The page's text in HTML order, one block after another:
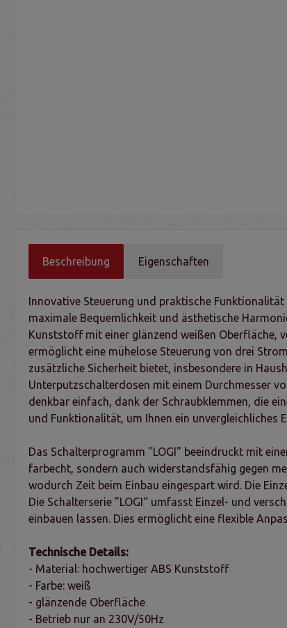
Beschreibung Eigenschaften
Innovative Steuerung und praktische
maximale Bequemlichkeit und ästhetische
Kunststoff mit einer glänzend weißen Oberfläche,
ermöglicht eine mühelose Steuerung von drei
zusätzliche Sicherheit bietet, insbesondere in
Unterputzschalterdosen mit einem Durchmesser
denkbar einfach, dank der Schraubklemmen, die
und Funktionalität, um Ihnen ein unvergleichliches
Das Schalterprogramm "LOGI" beeindruckt mit
farbecht, sondern auch widerstandsfähig gegen
wodurch Zeit beim Einbau eingespart wird. Die
Die Schalterserie "LOGI“ umfasst Einzel- und
einbauen lassen. Dies ermöglicht eine flexible
Technische Details:
- Material: hochwertiger ABS Kunststoff
- Farbe: weiß
- glänzende Oberfläche
- Betrieb nur an 230V/50Hz